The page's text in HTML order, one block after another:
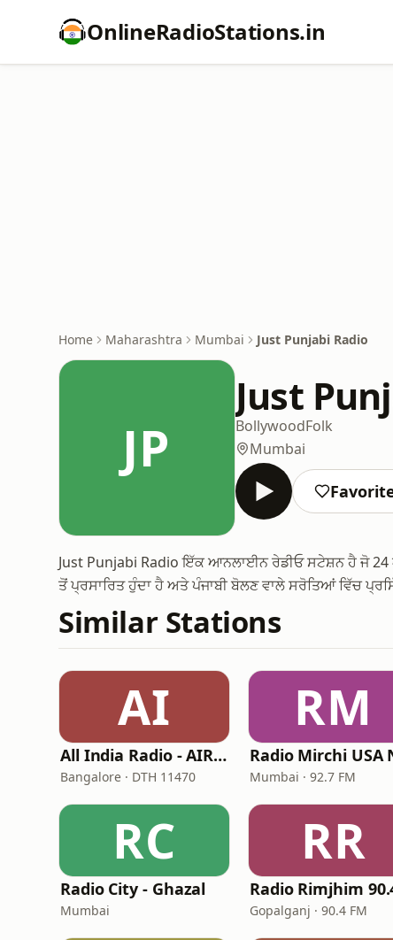
OnlineRadioStations.in
Home Maharashtra Mumbai Just Punjabi Radio
JP
Just
BollywoodFolk
Mumbai
Just Punjabi Radio ਇੱਕ ਆਨਲਾਈਨ ਰੇਡੀਓ ਸਟੇਸ਼ਨ ਹੈ ਜੋ
ਤੋਂ ਪ੍ਰਸਾਰਿਤ ਹੁੰਦਾ ਹੈ ਅਤੇ ਪੰਜਾਬੀ ਬੋਲਣ ਵਾਲੇ ਸਰੋਤਿਆਂ ਵਿੱਚ
Similar Stations
AI
All India Radio - AIR Kannada
Bangalore · DTH 11470
RM
Mumbai · 92.7 FM
RC
Radio City - Ghazal
Mumbai
RR
Gopalganj · 90.4 FM